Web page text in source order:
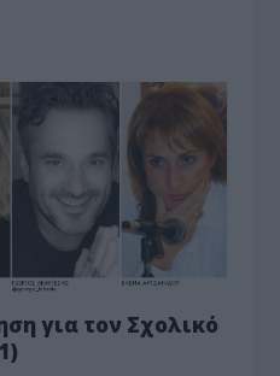
για τον Σχολικό